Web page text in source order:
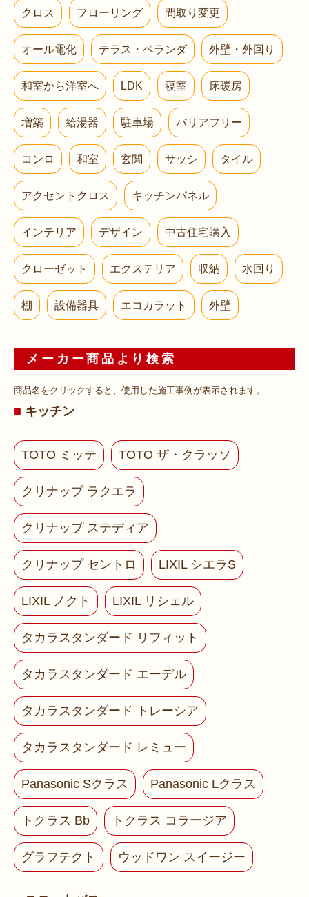
クロス フローリング 間取り変更
オール電化 テラス・ベランダ 外壁・外回り
和室から洋室へ LDK 寝室 床暖房
増築 給湯器 駐車場 バリアフリー
コンロ 和室 玄関 サッシ タイル
アクセントクロス キッチンパネル
インテリア デザイン 中古住宅購入
クローゼット エクステリア 収納 水回り
棚 設備器具 エコカラット 外壁
メーカー商品より検索
商品名をクリックすると、使用した施工事例が表示されます。
キッチン
TOTO ミッテ TOTO ザ・クラッソ
クリナップ ラクエラ
クリナップ ステディア
クリナップ セントロ LIXIL シエラS
LIXIL ノクト LIXIL リシェル
タカラスタンダード リフィット
タカラスタンダード エーデル
タカラスタンダード トレーシア
タカラスタンダード レミュー
Panasonic Sクラス Panasonic Lクラス
トクラス Bb トクラス コラージア
グラフテクト ウッドワン スイージー